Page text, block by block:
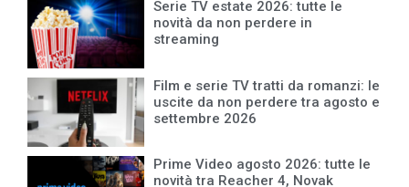
Serie TV estate 2026: tutte le
novità da non perdere in
streaming
Film e serie TV tratti da romanzi: le
uscite da non perdere tra agosto e
settembre 2026
Prime Video agosto 2026: tutte le
novità tra Reacher 4, Novak